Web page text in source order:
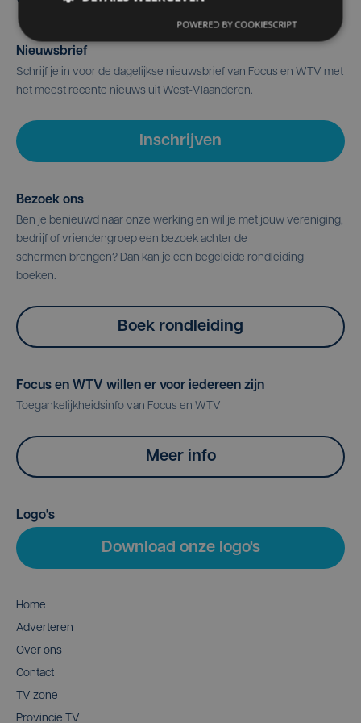
Nieuwsbrief
Schrijf je in voor de dagelijkse nieuwsbrief van Focus en WTV met
het meest recente nieuws uit West-Vlaanderen.
Inschrijven
Bezoek ons
Ben je benieuwd naar onze werking en wil je met jouw vereniging,
bedrijf of vriendengroep een bezoek achter de
schermen brengen? Dan kan je een begeleide rondleiding
boeken.
Boek rondleiding
Focus en WTV willen er voor iedereen zijn
Toegankelijkheidsinfo van Focus en WTV
Meer info
Logo's
Download onze logo's
Home
Adverteren
Over ons
Contact
TV zone
Provincie TV
POWERED BY COOKIESCRIPT